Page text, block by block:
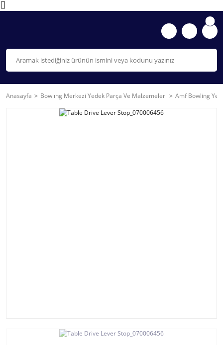
Anasayfa Bowlıng Merkezi Yedek Parça Ve Malzemeleri Amf Bowling